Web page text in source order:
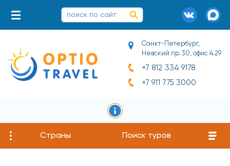
Санкт-Петербург,
Невский пр. 30, офис 4.29
+7 812 334 9178
+7 911 775 3000
Страны Поиск туров